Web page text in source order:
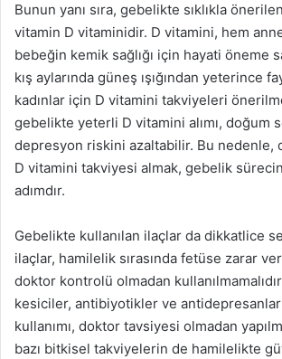
Bunun yanı sıra, gebelikte sıklıkla
vitamin D vitaminidir. D vitamini, hem
bebeğin kemik sağlığı için hayati öneme
kış aylarında güneş ışığından yeterince
kadınlar için D vitamini takviyeleri
gebelikte yeterli D vitamini alımı, doğum
depresyon riskini azaltabilir. Bu nedenle,
D vitamini takviyesi almak, gebelik
adımdır.
Gebelikte kullanılan ilaçlar da dikkatlice
ilaçlar, hamilelik sırasında fetüse zarar
doktor kontrolü olmadan
kesiciler, antibiyotikler ve antidepresanlar
kullanımı, doktor tavsiyesi olmadan
bazı bitkisel takviyelerin de hamilelikte